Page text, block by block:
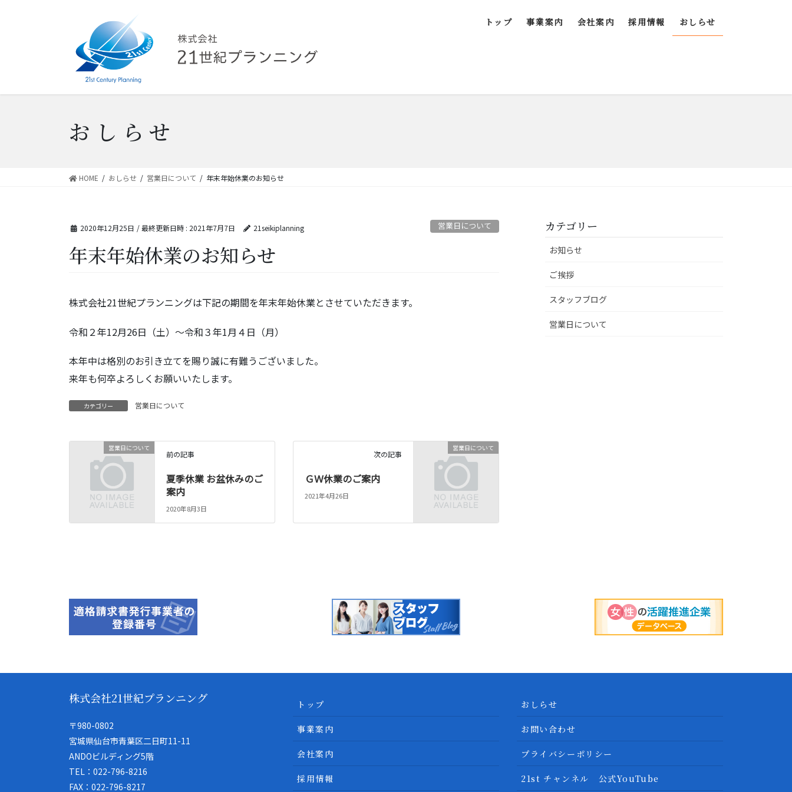
ス
ン
トップ 事業案内 会社案内 採用情報 おしらせ
おしらせ
HOME おしらせ 営業日について 年末年始休業のお知らせ
2020年12月25日 / 最終更新日時 : 2021年7月7日 21seikiplanning 営業日について
年末年始休業のお知らせ
株式会社21世紀プランニングは下記の期間を年末年始休業とさせていただきます。
令和２年12月26日（土）～令和３年1月４日（月）
本年中は格別のお引き立てを賜り誠に有難うございました。
来年も何卒よろしくお願いいたします。
カテゴリー 営業日について
営業日について
前の記事
夏季休業 お盆休みのご
案内
2020年8月3日
営業日について
次の記事
ＧＷ休業のご案内
2021年4月26日
カテゴリー
お知らせ
ご挨拶
スタッフブログ
営業日について
株式会社21世紀プランニング
〒980-0802
宮城県仙台市青葉区二日町11-11
ANDOビルディング5階
TEL：022-796-8216
FAX：022-796-8217
トップ
事業案内
会社案内
採用情報
おしらせ
お問い合わせ
プライバシーポリシー
21st チャンネル 公式YouTube